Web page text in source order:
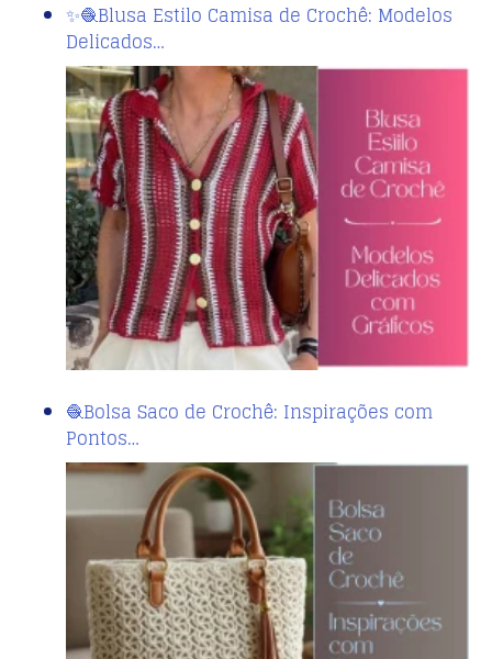
✨🧶Blusa Estilo Camisa de Crochê: Modelos
Delicados…
🧶Bolsa Saco de Crochê: Inspirações com
Pontos…